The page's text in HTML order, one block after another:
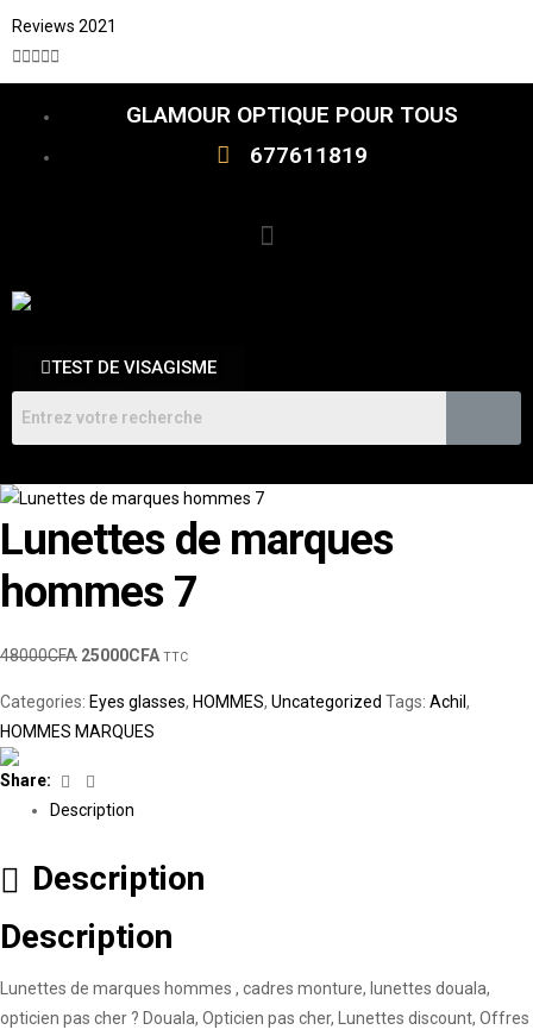
Reviews 2021

GLAMOUR OPTIQUE POUR TOUS
677611819
TEST DE VISAGISME
Lunettes de marques
hommes 7
48000CFA 25000CFA TTC
Categories: Eyes glasses, HOMMES, Uncategorized Tags: Achil ,
HOMMES MARQUES
Share: Facebook
Description
Description
Description
Lunettes de marques hommes , cadres monture, lunettes douala,
opticien pas cher ? Douala, Opticien pas cher, Lunettes discount, Offres